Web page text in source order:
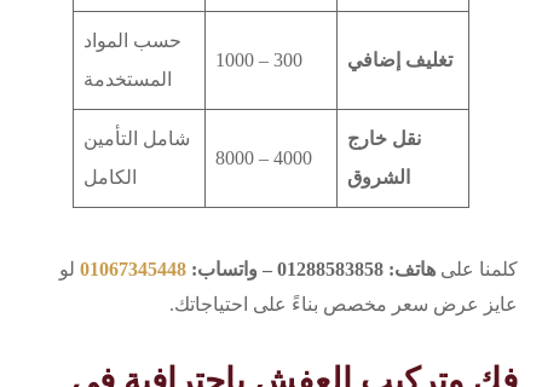
تغليف إضافي 300 – 1000
حسب المواد
المستخدمة
نقل خارج
الشروق
4000 – 8000
شامل التأمين
الكامل
كلمنا على هاتف: 01288583858 – واتساب: 01067345448 لو
عايز عرض سعر مخصص بناءً على احتياجاتك.